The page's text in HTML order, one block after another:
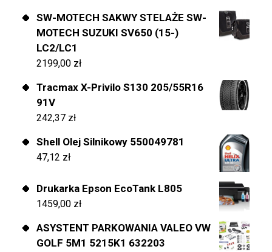
SW-MOTECH SAKWY STELAŻE SW-
MOTECH SUZUKI SV650 (15-)
LC2/LC1
2199,00 zł
Tracmax X-Privilo S130 205/55R16
91V
242,37 zł
Shell Olej Silnikowy 550049781
47,12 zł
Drukarka Epson EcoTank L805
1459,00 zł
ASYSTENT PARKOWANIA VALEO VW
GOLF 5M1 5215K1 632203